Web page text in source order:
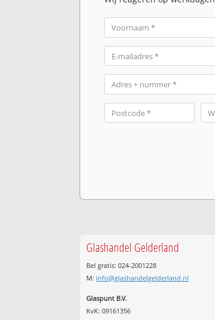
Glashandel Gelderland
Bel gratis: 024-2001228
M: info@glashandelgelderland.nl
Glaspunt B.V.
KvK: 09161356